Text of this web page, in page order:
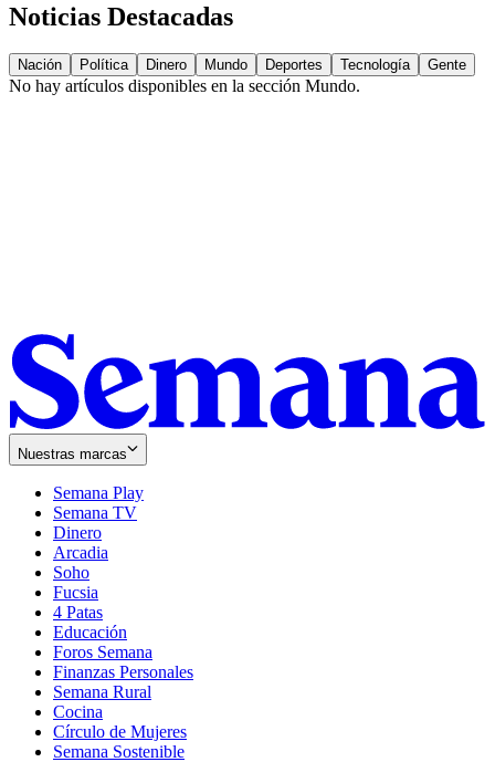
Noticias Destacadas
Nación Política Dinero Mundo Deportes Tecnología Gente
No hay artículos disponibles en la sección Mundo.
Nuestras marcas
Semana Play
Semana TV
Dinero
Arcadia
Soho
in
new
window
Fucsia
in
new
window
4 Patas
Educación
Foros Semana
Finanzas Personales
Semana Rural
Cocina
Círculo de Mujeres
Semana Sostenible